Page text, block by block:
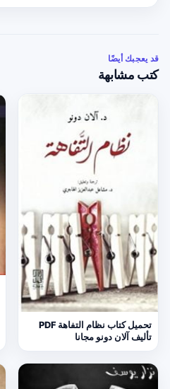
قد يعجبك أيضًا
كتب مشابهة
تحميل كتاب نظام التفاهة PDF
تأليف آلان دونو مجانا